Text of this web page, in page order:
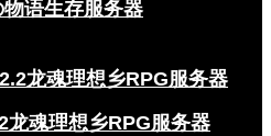
语生存服务器
龙魂理想乡RPG服务器